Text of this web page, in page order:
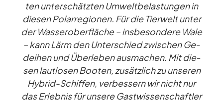
ten un­ter­schätz­ten Um­welt­be­las­tun­gen in
die­sen Po­lar­re­gio­nen. Für die Tier­welt un­ter
der Was­ser­ober­flä­che – ins­be­son­dere Wale
– kann Lärm den Un­ter­schied zwi­schen Ge­
dei­hen und Über­le­ben aus­ma­chen. Mit die­
sen laut­lo­sen Boo­ten, zu­sätz­lich zu un­se­ren
Hy­brid-Schif­fen, ver­bes­sern wir nicht nur
das Er­leb­nis für un­sere Gast­wis­sen­schaft­ler